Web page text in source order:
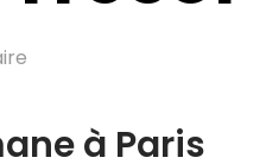
à Paris